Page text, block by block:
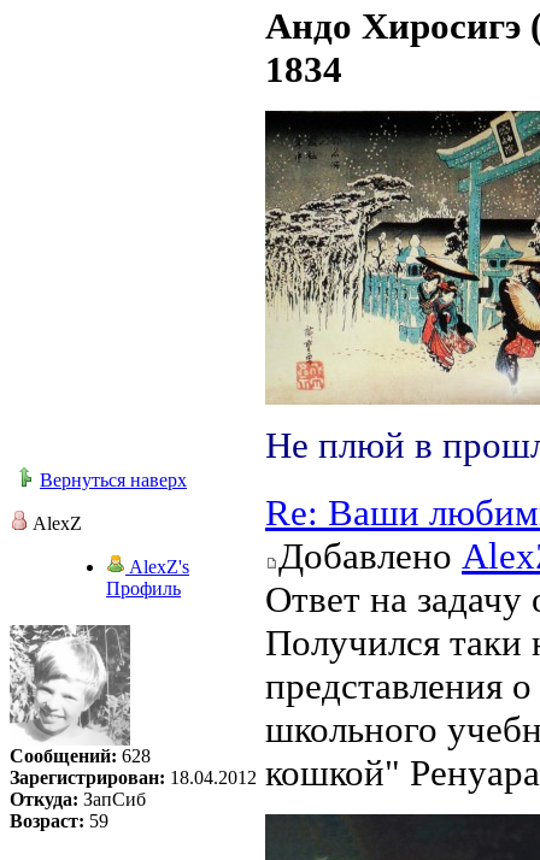
Андо Хиросигэ
1834
Не плюй в
Вернуться наверх
AlexZ
AlexZ's
Профиль
Сообщений: 628
Зарегистрирован: 18.04.2012
Откуда: ЗапСиб
Возраст: 59
Re: Ваши
Добавлено
Ответ на
Получился таки
представления
школьного
кошкой"